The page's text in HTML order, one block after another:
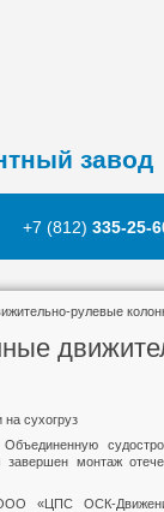
завод
+7 (812) 335-25-
рулевые
сухогруз
монтаж
ООО «ЦПС ОСК-